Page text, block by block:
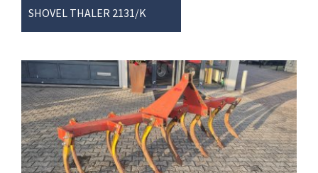
SHOVEL THALER 2131/K
excl. btw/